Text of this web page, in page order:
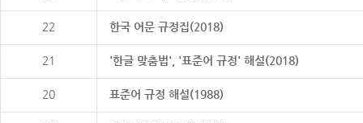
22 한국 어문 규정집(2018)
21 '한글 맞춤법', '표준어 규정' 해설(2018)
20 표준어 규정 해설(1988)